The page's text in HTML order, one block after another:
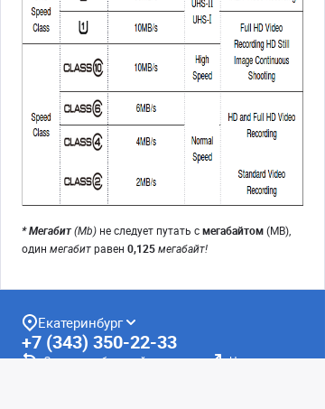
* Мегабит(Mb) не следует путать смегабайтом(MB),
один мегабитравен 0,125мегабайт!
Екатеринбург
+7 (343) 350-22-33
Заказать обратный звонок Написать нам